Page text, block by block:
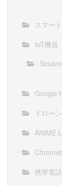
スマー
IoT機器
Google
ドローン
ANIME
携帯電